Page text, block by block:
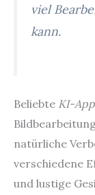
viel
kann.
Beliebte KI-
natürliche
verschiedene
und lustige